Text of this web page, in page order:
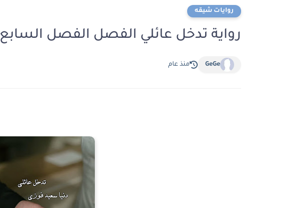
روايات شيقه
رواية تدخل عائلي الفصل الفصل السابع 7 بقلم دنيا سعيد فوزي
GeGe منذ عام